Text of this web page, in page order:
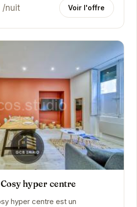
/nuit Voir l'offre
hyper centre
hyper centre est un